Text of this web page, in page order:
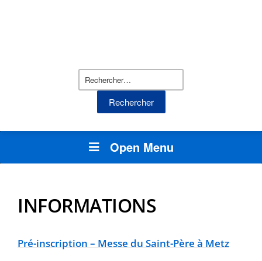
Rechercher :
Open Menu
INFORMATIONS
Pré-inscription – Messe du Saint-Père à Metz